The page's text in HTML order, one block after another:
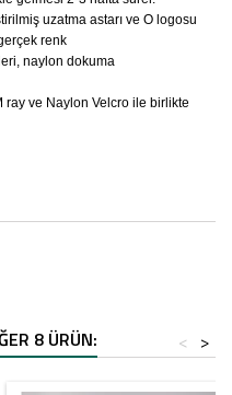
uzatma astarı ve O logosu
renk
naylon dokuma
ray ve Naylon Velcro ile birlikte
8 ÜRÜN: >
<